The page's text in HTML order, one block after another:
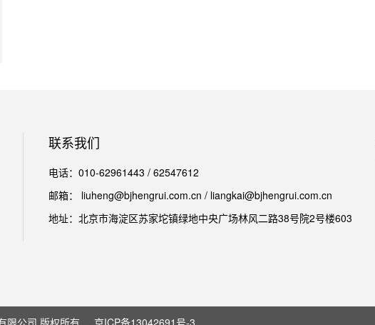
联系我们
电话：010-62961443 / 62547612
邮箱： liuheng@bjhengrui.com.cn / liangkai@bjhengrui.com.cn
地址：北京市海淀区苏家坨镇绿地中央广场林风二路38号院2号楼603
限公司 版权所有 京ICP备13042691号-3